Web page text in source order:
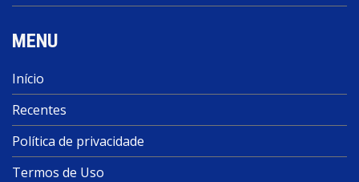
MENU
Início
Recentes
Política de privacidade
Termos de Uso